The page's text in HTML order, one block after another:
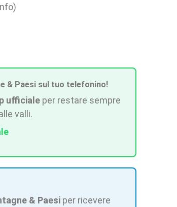
& Paesi sul tuo telefonino!
ufficiale per restare sempre
valli.
& Paesi per ricevere